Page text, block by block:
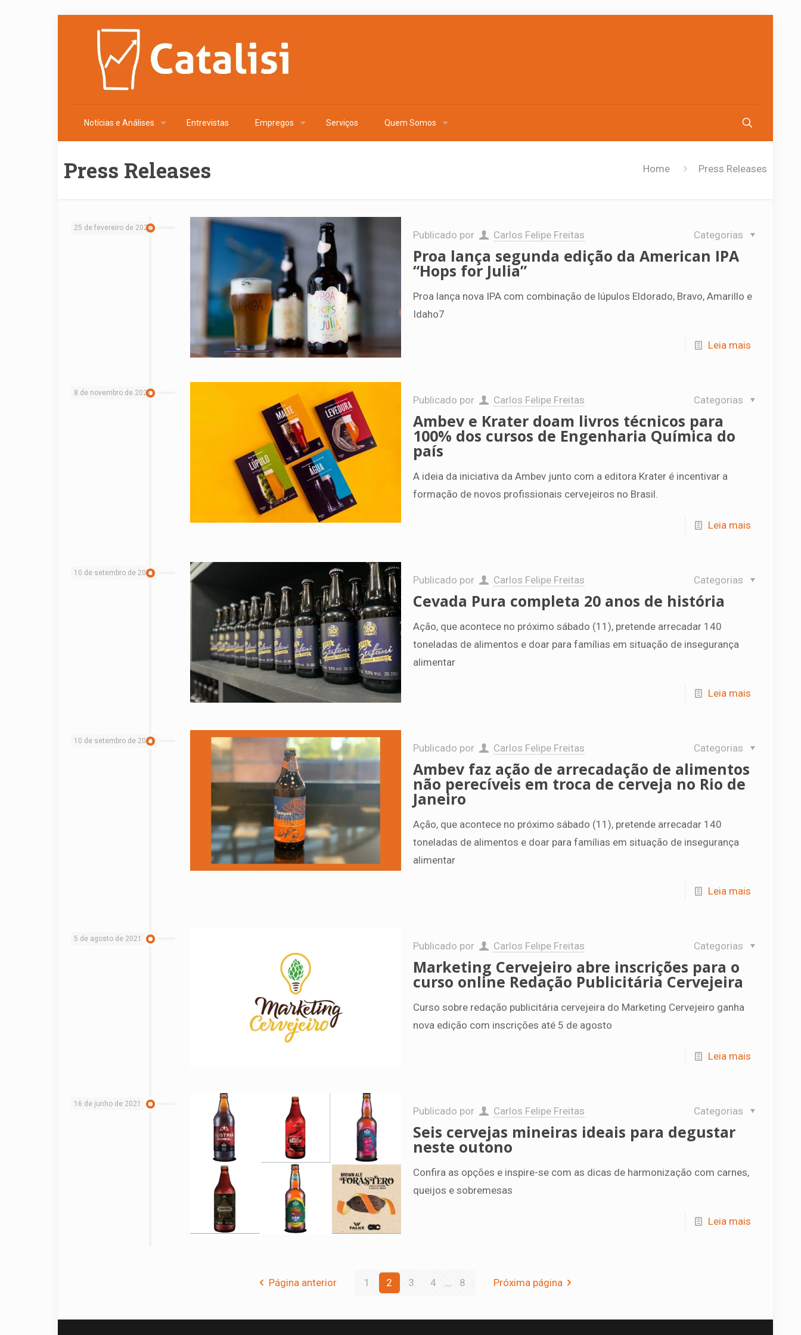
Notícias e Análises Entrevistas Empregos Serviços Quem Somos
Press Releases Home Press Releases
25 de fevereiro de 2023
Publicado por Carlos Felipe Freitas Categorias
Proa lança segunda edição da American IPA
“Hops for Julia”
Proa lança nova IPA com combinação de lúpulos Eldorado, Bravo, Amarillo e
Idaho7
Leia mais
8 de novembro de 2021
Publicado por Carlos Felipe Freitas Categorias
Ambev e Krater doam livros técnicos para
100% dos cursos de Engenharia Química do
país
A ideia da iniciativa da Ambev junto com a editora Krater é incentivar a
formação de novos profissionais cervejeiros no Brasil.
Leia mais
10 de setembro de 2021
Publicado por Carlos Felipe Freitas Categorias
Cevada Pura completa 20 anos de história
Ação, que acontece no próximo sábado (11), pretende arrecadar 140
toneladas de alimentos e doar para famílias em situação de insegurança
alimentar
Leia mais
10 de setembro de 2021
Publicado por Carlos Felipe Freitas Categorias
Ambev faz ação de arrecadação de alimentos
não perecíveis em troca de cerveja no Rio de
Janeiro
Ação, que acontece no próximo sábado (11), pretende arrecadar 140
toneladas de alimentos e doar para famílias em situação de insegurança
alimentar
Leia mais
5 de agosto de 2021
Publicado por Carlos Felipe Freitas Categorias
Marketing Cervejeiro abre inscrições para o
curso online Redação Publicitária Cervejeira
Curso sobre redação publicitária cervejeira do Marketing Cervejeiro ganha
nova edição com inscrições até 5 de agosto
Leia mais
16 de junho de 2021
Publicado por Carlos Felipe Freitas Categorias
Seis cervejas mineiras ideais para degustar
neste outono
Confira as opções e inspire-se com as dicas de harmonização com carnes,
queijos e sobremesas
Leia mais
Página anterior 1 2 3 4 ... 8 Próxima página